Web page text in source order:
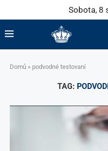
Sobota, 8
Domů » podvodné testovaní
TAG: